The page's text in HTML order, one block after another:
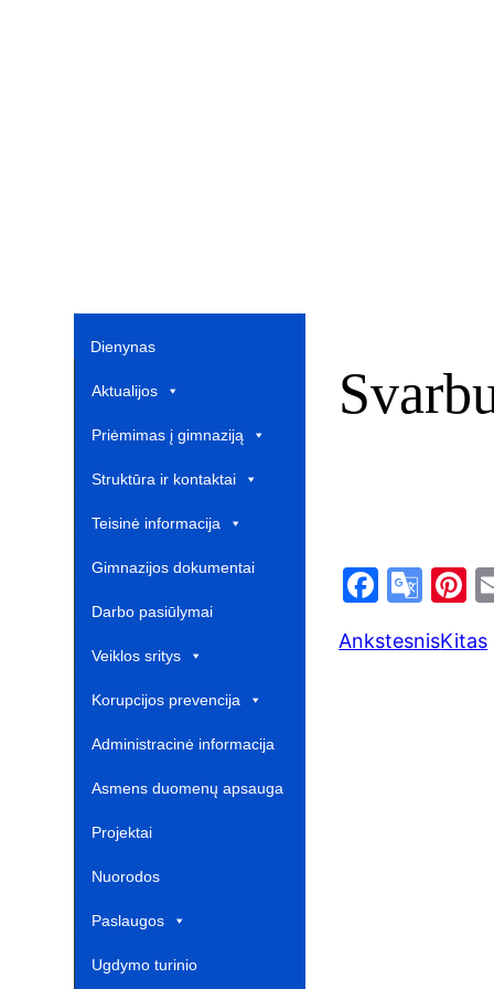
Dienynas
Aktualijos
Priėmimas į gimnaziją
Struktūra ir kontaktai
Teisinė informacija
Gimnazijos dokumentai
Darbo pasiūlymai
Veiklos sritys
Korupcijos prevencija
Administracinė informacija
Asmens duomenų apsauga
Projektai‎
Nuorodos ‎ ‎ ‎ ‎ ‎ ‎ ‎ ‎ ‎ ‎ ‎‎
Paslaugos
Ugdymo turinio
F
c
G
o er
AnkstesnisKitas